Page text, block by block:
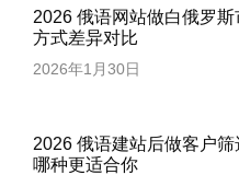
2026 俄语网站做白俄罗
方式差异对比
2026年1月30日
2026 俄语建站后做客户筛
哪种更适合你